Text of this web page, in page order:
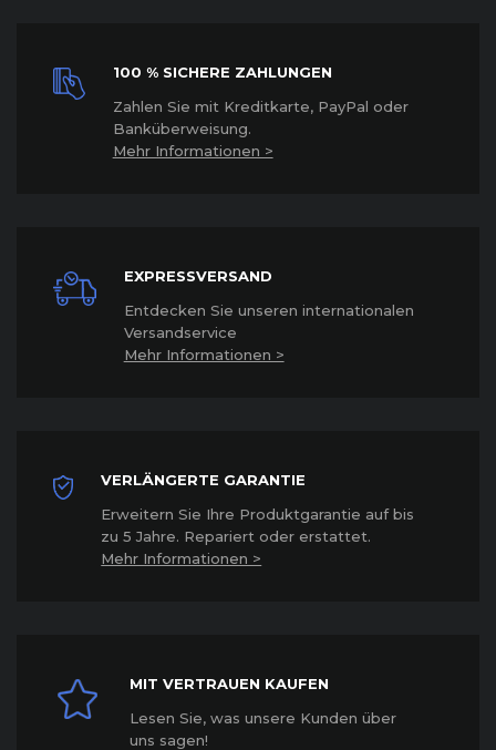
100 % SICHERE ZAHLUNGEN
Zahlen Sie mit Kreditkarte, PayPal oder
Banküberweisung.
Mehr Informationen >
EXPRESSVERSAND
Entdecken Sie unseren internationalen
Versandservice
Mehr Informationen >
VERLÄNGERTE GARANTIE
Erweitern Sie Ihre Produktgarantie auf bis
zu 5 Jahre. Repariert oder erstattet.
Mehr Informationen >
MIT VERTRAUEN KAUFEN
Lesen Sie, was unsere Kunden über
uns sagen!